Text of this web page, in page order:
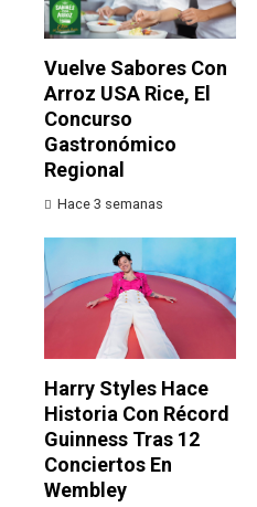
Vuelve Sabores Con
Arroz USA Rice, El
Concurso
Gastronómico
Regional
Hace 3 semanas
Harry Styles Hace
Historia Con Récord
Guinness Tras 12
Conciertos En
Wembley